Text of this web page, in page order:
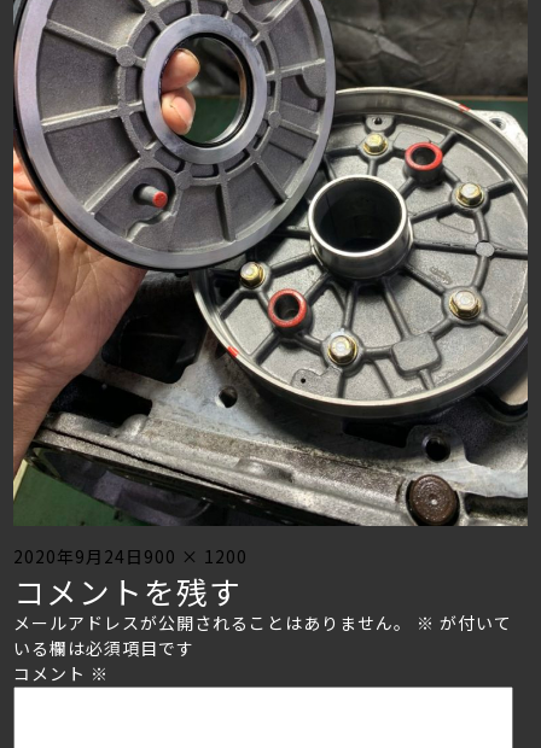
Posted
on
2020年9月24日 Full
size
900 × 1200
コメントを残す
メールアドレスが公開されることはありません。 ※ が付いて
いる欄は必須項目です
コメント ※